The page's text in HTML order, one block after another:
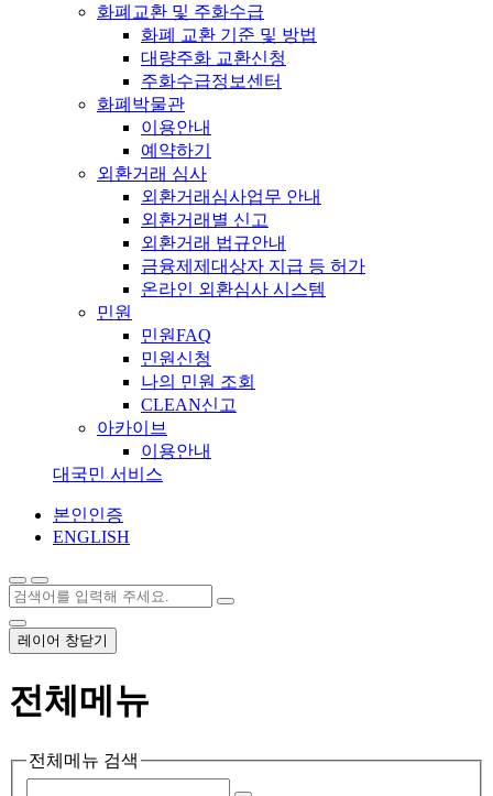
화폐교환 및 주화수급
화폐 교환 기준 및 방법
대량주화 교환신청
주화수급정보센터
화폐박물관
이용안내
예약하기
외환거래 심사
외환거래심사업무 안내
외환거래별 신고
외환거래 법규안내
금융제제대상자 지급 등 허가
온라인 외환심사 시스템
민원
민원FAQ
민원신청
나의 민원 조회
CLEAN신고
아카이브
이용안내
대국민 서비스
본인인증
ENGLISH
레이어 창닫기
전체메뉴
전체메뉴 검색